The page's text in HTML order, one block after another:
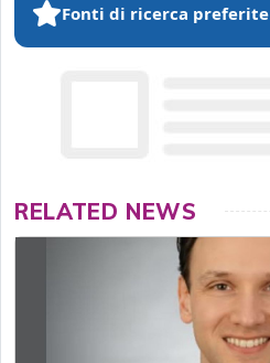
Fonti di ricerca preferite
RELATED NEWS